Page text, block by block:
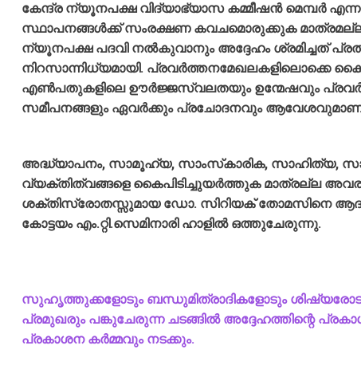
കേന്ദ്ര ന്യൂനപക്ഷ വിദ്യാഭ്യാസ കമ്മീഷന്‍ മെമ്പര്‍
സ്ഥാപനങ്ങള്‍ക്ക് സംരക്ഷണ കവചമൊരുക്കുക
ന്യൂനപക്ഷ പദവി നല്‍കുവാനും അദ്ദേഹം ശ്രമിച്ചത്
നിറസാന്നിധ്യമായി. പ്രവര്‍ത്തനമേഖലകളിലൊക്കെ
എണ്‍പതുകളിലെ ഊര്‍ജ്ജസ്വലതയും ഉന്മേഷവും
സമീപനങ്ങളും ഏവര്‍ക്കും പ്രചോദനവും
അദ്ധ്യാപനം, സാമൂഹ്യ, സാംസ്‌കാരിക, സാഹിത്യ,
വ്യക്തിത്വങ്ങളെ കൈപിടിച്ചുയര്‍ത്തുക മാത്രല്ല
ശക്തിസ്രോതസ്സുമായ ഡോ. സിറിയക് തോമസിനെ
കോട്ടയം എം.റ്റി.സെമിനാരി ഹാളില്‍ ഒത്തുചേരുന്നു.
സുഹൃത്തുക്കളോടും ബന്ധുമിത്രാദികളോടും
പ്രമുഖരും പങ്കുചേരുന്ന ചടങ്ങില്‍ അദ്ദേഹത്തിന്റെ
പ്രകാശന കര്‍മ്മവും നടക്കും.